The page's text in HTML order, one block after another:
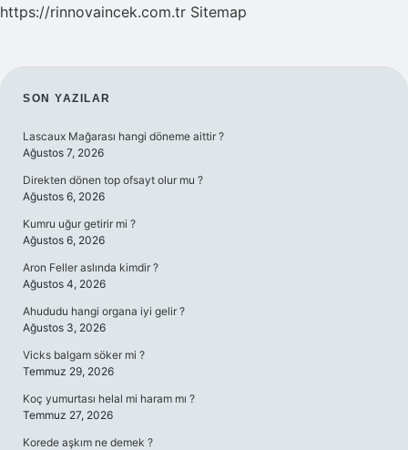
https://rinnovaincek.com.tr Sitemap
SIDEBAR
SON YAZILAR
Lascaux Mağarası hangi döneme aittir ?
Ağustos 7, 2026
Direkten dönen top ofsayt olur mu ?
Ağustos 6, 2026
Kumru uğur getirir mi ?
Ağustos 6, 2026
Aron Feller aslında kimdir ?
Ağustos 4, 2026
Ahududu hangi organa iyi gelir ?
Ağustos 3, 2026
Vicks balgam söker mi ?
Temmuz 29, 2026
Koç yumurtası helal mi haram mı ?
Temmuz 27, 2026
Korede aşkım ne demek ?